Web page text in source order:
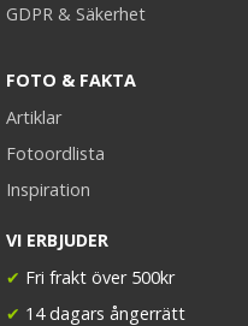
GDPR & Säkerhet
FOTO & FAKTA
Artiklar
Fotoordlista
Inspiration
VI ERBJUDER
✔ Fri frakt över 500kr
✔ 14 dagars ångerrätt